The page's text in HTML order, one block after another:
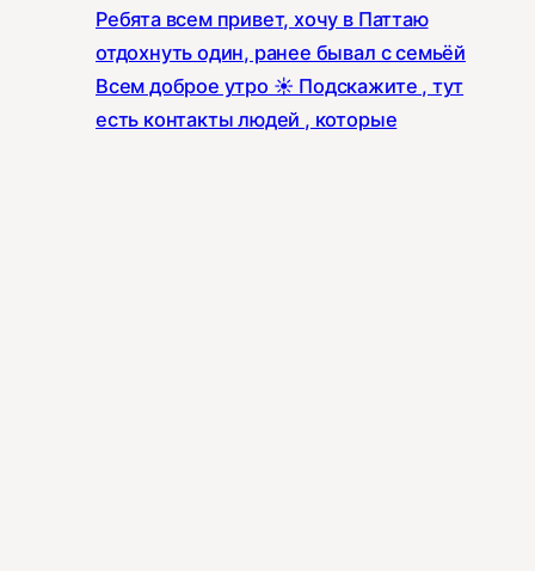
Ребята всем привет, хочу в Паттаю
отдохнуть один, ранее бывал с семьёй
Всем доброе утро ☀️ Подскажите , тут
есть контакты людей , которые